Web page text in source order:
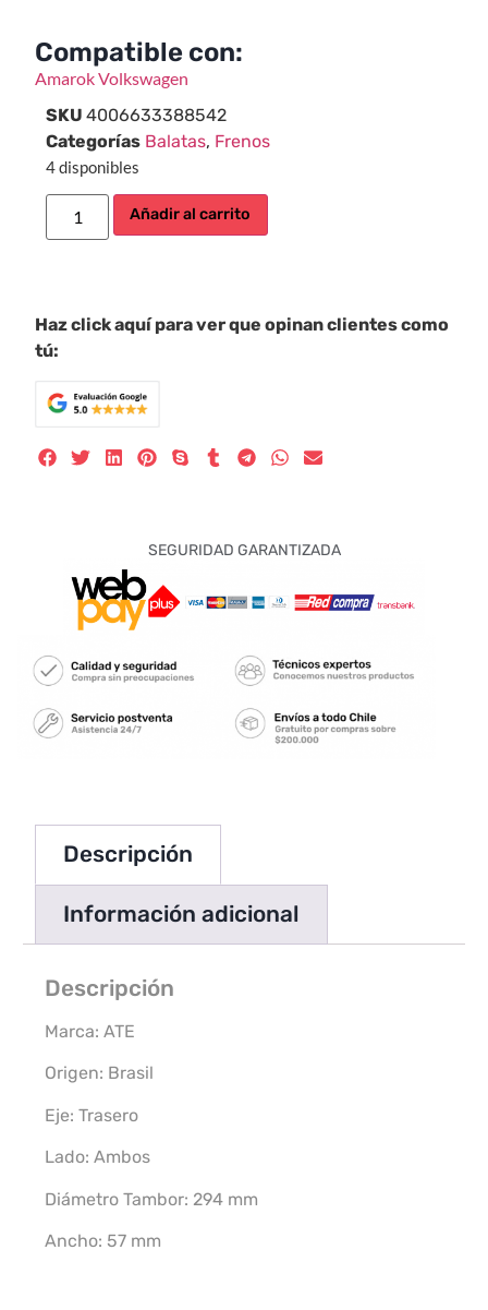
Compatible con:
AmarokVolkswagen
SKU 4006633388542
Categorías Balatas, Frenos
4 disponibles
Añadir al carrito
Haz click aquí para ver que opinan clientes como
tú:
SEGURIDAD GARANTIZADA
Descripción
Información adicional
Descripción
Marca: ATE
Origen: Brasil
Eje: Trasero
Lado: Ambos
Diámetro Tambor: 294 mm
Ancho: 57 mm